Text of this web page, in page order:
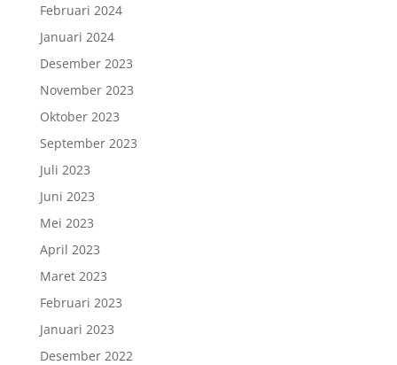
Februari 2024
Januari 2024
Desember 2023
November 2023
Oktober 2023
September 2023
Juli 2023
Juni 2023
Mei 2023
April 2023
Maret 2023
Februari 2023
Januari 2023
Desember 2022